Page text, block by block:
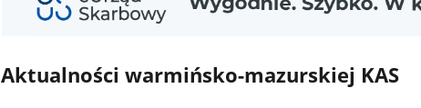
Aktualności warmińsko-mazurskiej KAS